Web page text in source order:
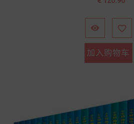
 
加入购物车